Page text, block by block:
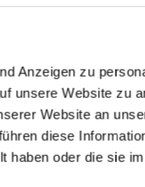
Anzeigen zu
unsere Website zu
Website an
diese
haben oder die sie